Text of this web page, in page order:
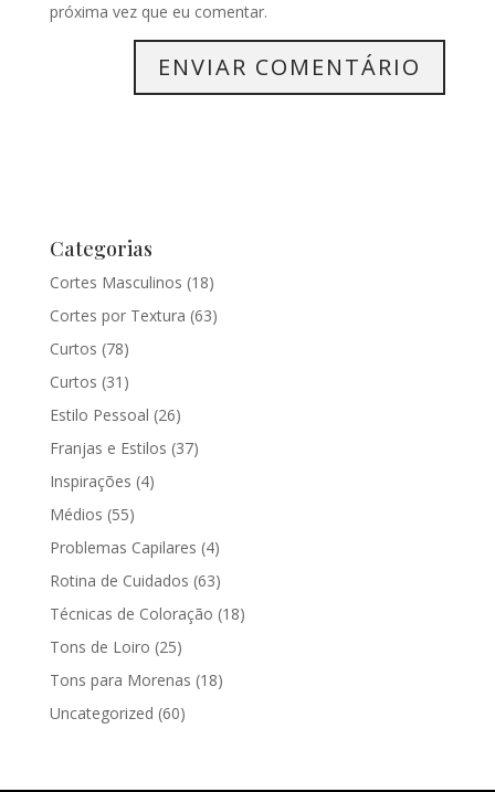
próxima vez que eu comentar.
Categorias
Cortes Masculinos (18)
Cortes por Textura (63)
Curtos (78)
Curtos (31)
Estilo Pessoal (26)
Franjas e Estilos (37)
Inspirações (4)
Médios (55)
Problemas Capilares (4)
Rotina de Cuidados (63)
Técnicas de Coloração (18)
Tons de Loiro (25)
Tons para Morenas (18)
Uncategorized (60)